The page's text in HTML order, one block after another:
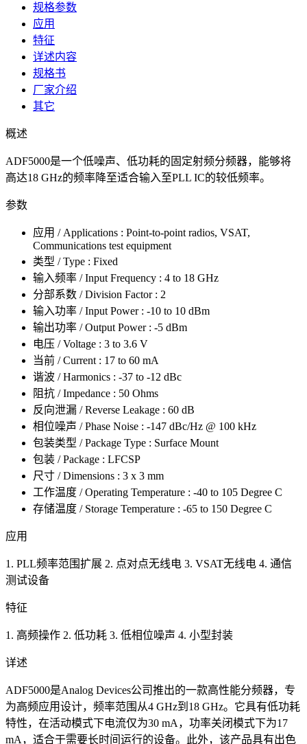
规格参数
应用
特征
详述内容
规格书
厂家介绍
其它
概述
ADF5000是一个低噪声、低功耗的固定射频分频器，能够将
高达18 GHz的频率降至适合输入至PLL IC的较低频率。
参数
应用 / Applications : Point-to-point radios, VSAT,
Communications test equipment
类型 / Type : Fixed
输入频率 / Input Frequency : 4 to 18 GHz
分部系数 / Division Factor : 2
输入功率 / Input Power : -10 to 10 dBm
输出功率 / Output Power : -5 dBm
电压 / Voltage : 3 to 3.6 V
当前 / Current : 17 to 60 mA
谐波 / Harmonics : -37 to -12 dBc
阻抗 / Impedance : 50 Ohms
反向泄漏 / Reverse Leakage : 60 dB
相位噪声 / Phase Noise : -147 dBc/Hz @ 100 kHz
包装类型 / Package Type : Surface Mount
包装 / Package : LFCSP
尺寸 / Dimensions : 3 x 3 mm
工作温度 / Operating Temperature : -40 to 105 Degree C
存储温度 / Storage Temperature : -65 to 150 Degree C
应用
1. PLL频率范围扩展 2. 点对点无线电 3. VSAT无线电 4. 通信
测试设备
特征
1. 高频操作 2. 低功耗 3. 低相位噪声 4. 小型封装
详述
ADF5000是Analog Devices公司推出的一款高性能分频器，专
为高频应用设计，频率范围从4 GHz到18 GHz。它具有低功耗
特性，在活动模式下电流仅为30 mA，功率关闭模式下为17
mA，适合于需要长时间运行的设备。此外，该产品具有出色